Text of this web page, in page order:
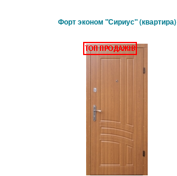
Форт эконом "Сириус" (квартира)